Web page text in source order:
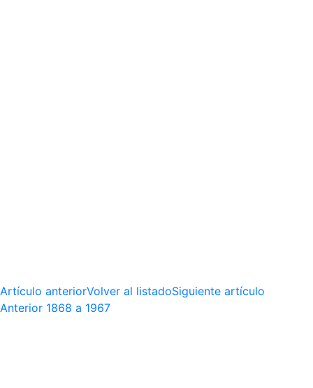
Artículo anteriorVolver al listadoSiguiente artículo
Anterior 1868 a 1967